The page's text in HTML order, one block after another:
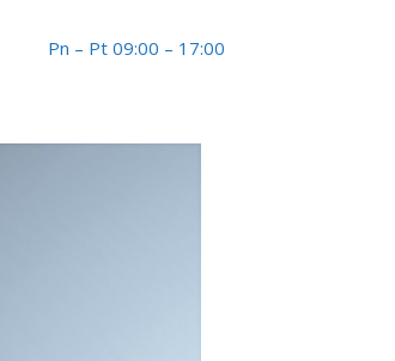
Pn – Pt 09:00 – 17:00